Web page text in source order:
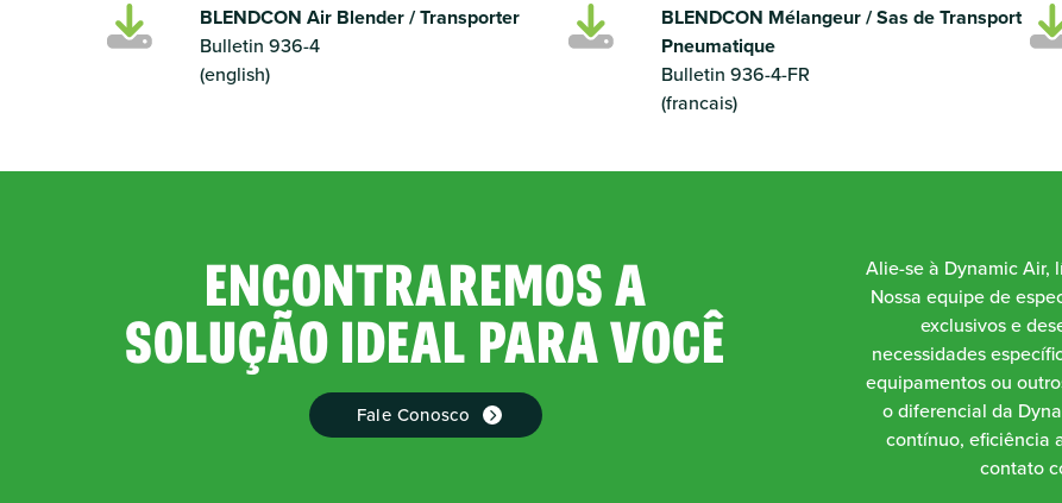
BLENDCON Air Blender / Transporter
Bulletin 936-4
(english)
BLENDCON Mélangeur / Sas de Transport
Pneumatique
Bulletin 936-4-FR
(francais)
ENCONTRAREMOS A
SOLUÇÃO IDEAL PARA VOCÊ
Fale Conosco
Alie-se à Dynamic Air,
Nossa equipe de
exclusivos e
necessidades
equipamentos ou
o diferencial da
contínuo, eficiência
contato